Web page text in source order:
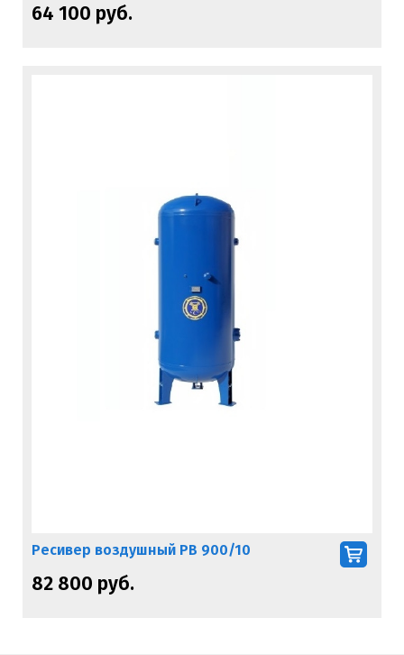
64 100 руб.
Ресивер воздушный РВ 900/10
82 800 руб.